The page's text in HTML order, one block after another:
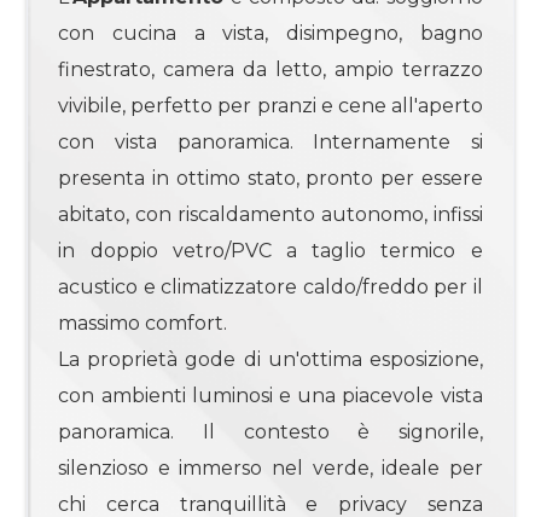
con cucina a vista, disimpegno, bagno
finestrato, camera da letto, ampio terrazzo
vivibile, perfetto per pranzi e cene all'aperto
con vista panoramica. Internamente si
presenta in ottimo stato, pronto per essere
abitato, con riscaldamento autonomo, infissi
in doppio vetro/PVC a taglio termico e
acustico e climatizzatore caldo/freddo per il
massimo comfort.
La proprietà gode di un'ottima esposizione,
con ambienti luminosi e una piacevole vista
panoramica. Il contesto è signorile,
silenzioso e immerso nel verde, ideale per
chi cerca tranquillità e privacy senza
2
3
4
Camere
minime
Qualsiasi